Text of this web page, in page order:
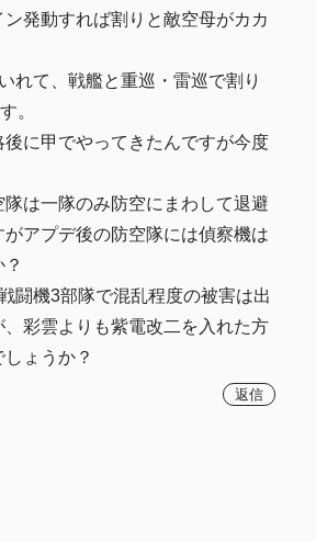
発動すれば割りと敵空母がカカ
れて、戦艦と重巡・雷巡で割り
。
後に甲でやってきたんですが今度
隊は一隊のみ防空にまわして退避
がアプデ後の防空隊には偵察機は
闘機3部隊で混乱程度の被害は出
、彩雲よりも紫電改二を入れた方
ょうか？
返信